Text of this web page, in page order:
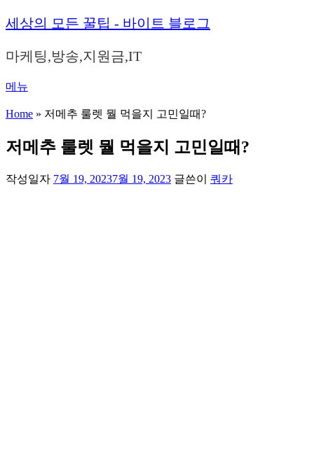
내
으
로
로
가
기
세상의 모든 꿀팁 - 바이트 블로그
마케팅,방송,지원금,IT
메뉴
Home » 저메추 룰렛 뭘 먹을지 고민일때?
저메추 룰렛 뭘 먹을지 고민일때?
작성일자 7월 19, 20237월 19, 2023 글쓴이 쿼카